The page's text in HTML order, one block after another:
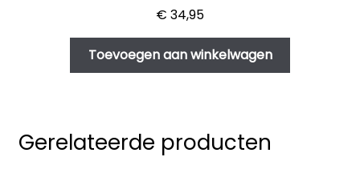
€ 34,95
Toevoegen aan winkelwagen
Gerelateerde producten